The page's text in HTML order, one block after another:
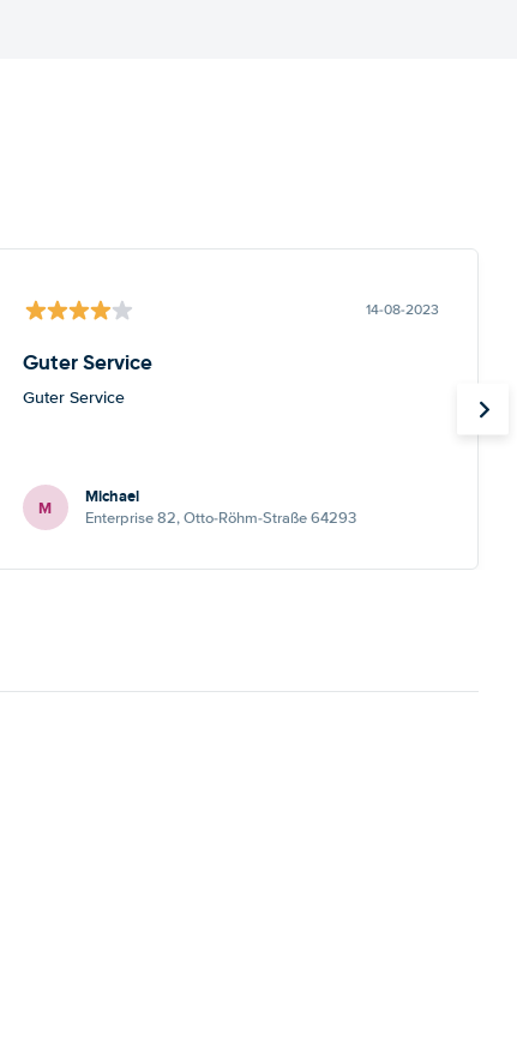
14-08-2023
Guter Service
Guter Service
M Michael
Enterprise 82, Otto-Röhm-Straße 64293